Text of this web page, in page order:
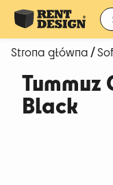
Strona główna/
Tummuz
Black